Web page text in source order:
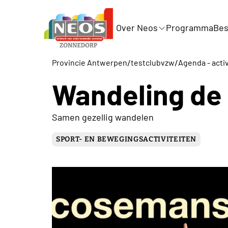
Over Neos Programma
Provincie Antwerpen/testclubvzw/Agenda -
Wandeling
Samen gezellig wandelen
SPORT- EN BEWEGINGSACTIVITEITEN